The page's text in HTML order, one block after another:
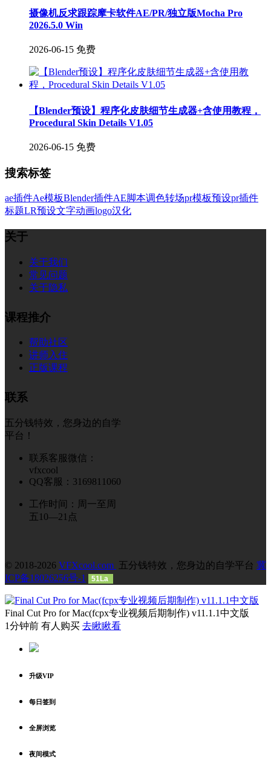
摄像机反求跟踪摩卡软件AE/PR/独立版Mocha Pro
2026.5.0 Win
2026-06-15 免费
【Blender预设】程序化皮肤细节生成器+含使用教程，
Procedural Skin Details V1.05
2026-06-15 免费
搜索标签
ae插件Ae模板Blender插件AE脚本调色转场pr模板预设pr插件
标题LR预设文字动画logo汉化
关于
关于我们
常见问题
关于隐私
课程推介
帮助社区
讲师入住
正版课程
联系
五分钱特效，您身边的自学
平台！
联系客服微信：
vfxcool
QQ客服：3169811060
工作时间：周一至周
五10—21点
© 2018-2026 VFXcool.com 五分钱特效，您身边的自学平台 冀
ICP备18026256号-1
51La
Final Cut Pro for Mac(fcpx专业视频后期制作) v11.1.1中文版
1分钟前 有人购买 去瞅瞅看
升级VIP
每日签到
全屏浏览
夜间模式